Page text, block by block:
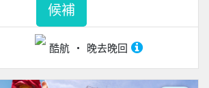
酷航 晚去晚回
候補